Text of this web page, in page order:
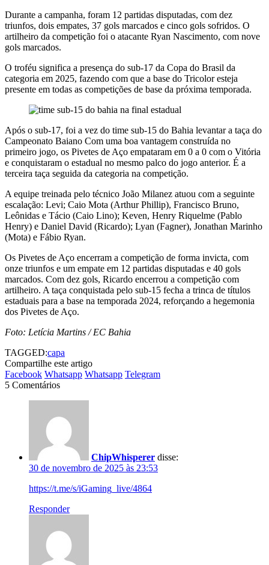
Durante a campanha, foram 12 partidas disputadas, com dez
triunfos, dois empates, 37 gols marcados e cinco gols sofridos. O
artilheiro da competição foi o atacante Ryan Nascimento, com nove
gols marcados.
O troféu significa a presença do sub-17 da Copa do Brasil da
categoria em 2025, fazendo com que a base do Tricolor esteja
presente em todas as competições de base da próxima temporada.
Após o sub-17, foi a vez do time sub-15 do Bahia levantar a taça do
Campeonato Baiano Com uma boa vantagem construída no
primeiro jogo, os Pivetes de Aço empataram em 0 a 0 com o Vitória
e conquistaram o estadual no mesmo palco do jogo anterior. É a
terceira taça seguida da categoria na competição.
A equipe treinada pelo técnico João Milanez atuou com a seguinte
escalação: Levi; Caio Mota (Arthur Phillip), Francisco Bruno,
Leônidas e Tácio (Caio Lino); Keven, Henry Riquelme (Pablo
Henry) e Daniel David (Ricardo); Lyan (Fagner), Jonathan Marinho
(Mota) e Fábio Ryan.
Os Pivetes de Aço encerram a competição de forma invicta, com
onze triunfos e um empate em 12 partidas disputadas e 40 gols
marcados. Com dez gols, Ricardo encerrou a competição com
artilheiro. A taça conquistada pelo sub-15 fecha a trinca de títulos
estaduais para a base na temporada 2024, reforçando a hegemonia
dos Pivetes de Aço.
Foto: Letícia Martins / EC Bahia
TAGGED:capa
Compartilhe este artigo
Facebook Whatsapp Whatsapp Telegram
5 Comentários
ChipWhisperer disse:
30 de novembro de 2025 às 23:53
https://t.me/s/iGaming_live/4864
Responder